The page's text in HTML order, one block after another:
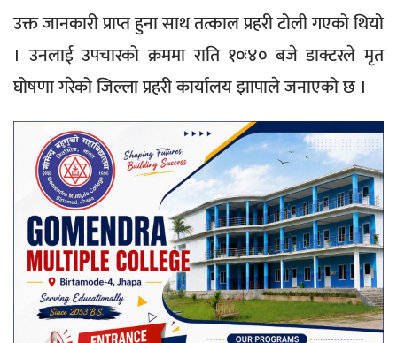
उक्त जानकारी प्राप्त हुना साथ तत्काल प्रहरी टोली गएको थियो
। उनलाई उपचारको क्रममा राति १०ः४० बजे डाक्टरले मृत
घोषणा गरेको जिल्ला प्रहरी कार्यालय झापाले जनाएको छ ।